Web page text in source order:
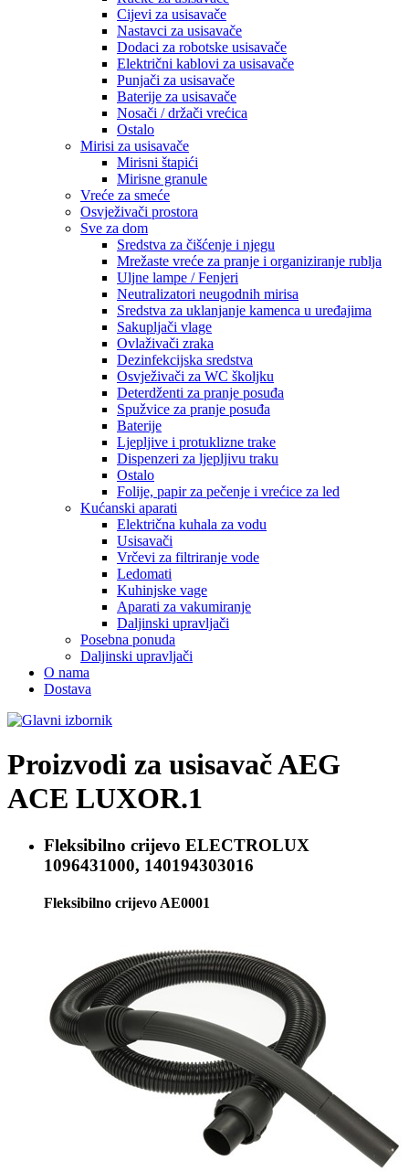
Cijevi za usisavače
Nastavci za usisavače
Dodaci za robotske usisavače
Električni kablovi za usisavače
Punjači za usisavače
Baterije za usisavače
Nosači / držači vrećica
Ostalo
Mirisi za usisavače
Mirisni štapići
Mirisne granule
Vreće za smeće
Osvježivači prostora
Sve za dom
Sredstva za čišćenje i njegu
Mrežaste vreće za pranje i organiziranje rublja
Uljne lampe / Fenjeri
Neutralizatori neugodnih mirisa
Sredstva za uklanjanje kamenca u uređajima
Sakupljači vlage
Ovlaživači zraka
Dezinfekcijska sredstva
Osvježivači za WC školjku
Deterdženti za pranje posuđa
Spužvice za pranje posuđa
Baterije
Ljepljive i protuklizne trake
Dispenzeri za ljepljivu traku
Ostalo
Folije, papir za pečenje i vrećice za led
Kućanski aparati
Električna kuhala za vodu
Usisavači
Vrčevi za filtriranje vode
Ledomati
Kuhinjske vage
Aparati za vakumiranje
Daljinski upravljači
Posebna ponuda
Daljinski upravljači
O nama
Dostava
Proizvodi za usisavačAEG
ACE LUXOR.1
Fleksibilno crijevo ELECTROLUX
1096431000, 140194303016
Fleksibilno crijevo AE0001